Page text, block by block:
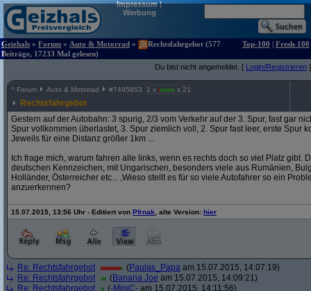
Impressum|
Werbung
Geizhals » Forum » Auto & Motorrad »
Rechtsfahrgebot (577
Beiträge, 17233 Mal gelesen)
Top-100 | Fresh-100
Du bist nicht angemeldet. [ Login/Registrieren ]
^ Forum Auto & Motorrad #7495853 1 x x 21
Rechtsfahrgebot
Gestern auf der Autobahn: 3 spurig, 2/3 vom Verkehr auf der 3. Spur, fast gar
Spur vollkommen überlastet, 3. Spur ziemlich voll, 2. Spur fast leer, erste Spur
Jeweils für eine Distanz größer 1km ...
Ich frage mich, warum fahren alle links, wenn es rechts doch so viel Platz gibt.
deutschen Kennzeichen, mit Ungarischen, besonders viele aus Rumänien,
Holländer, Österreicher etc... ,Wieso stellt es für so viele Autofahrer so ein
anzuerkennen?
15.07.2015, 13:56 Uhr - Editiert von Pfrnak , alte Version: hier
Re: Rechtsfahrgebot (Paulas_Papa am 15.07.2015, 14:07:19)
Re: Rechtsfahrgebot
(Banana Joe am 15.07.2015, 14:09:21)
Re: Rechtsfahrgebot
(-MiniC- am 15.07.2015, 14:11:56)